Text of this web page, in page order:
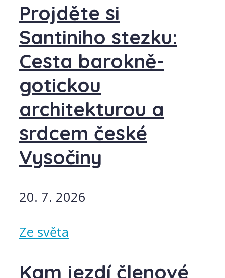
Projděte si
Santiniho stezku:
Cesta barokně-
gotickou
architekturou a
srdcem české
Vysočiny
20. 7. 2026
Ze světa
Kam jezdí členové